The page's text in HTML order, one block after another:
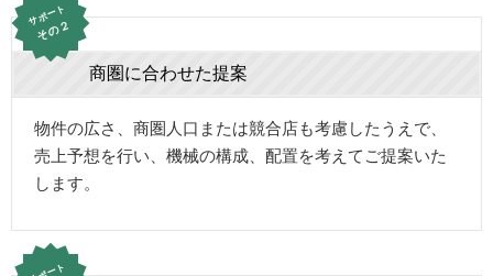
サポート
その２
商圏に合わせた提案
物件の広さ、商圏人口または競合店も考慮したうえで、
売上予想を行い、機械の構成、配置を考えてご提案いた
します。